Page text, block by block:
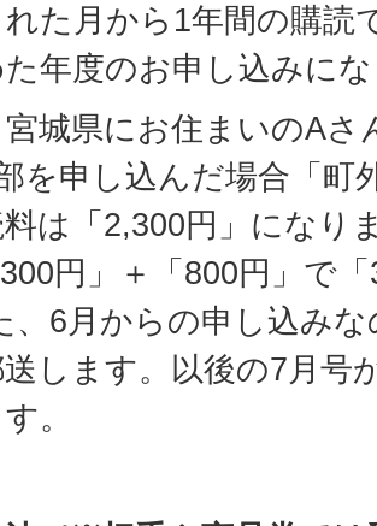
た月から1年間の購読
た年度のお申し込みに
城県にお住まいのAさ
を申し込んだ場合「町
料は「2,300円」になり
円」＋「800円」で
、6月からの申し込み
します。以後の7月号
。